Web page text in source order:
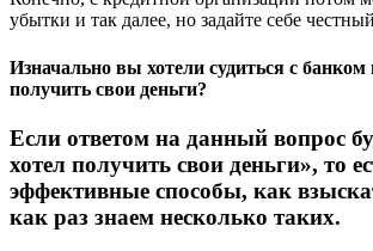
убытки и так далее, но задайте себе
Изначально вы хотели судиться с банком
получить свои деньги?
Если ответом на данный вопрос
хотел получить свои деньги», то
эффективные способы, как
как раз знаем несколько таких.